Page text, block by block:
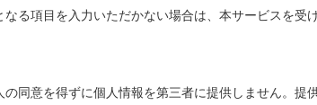
る項目を入力いただかない場合は、本サービスを受
同意を得ずに個人情報を第三者に提供しません。提